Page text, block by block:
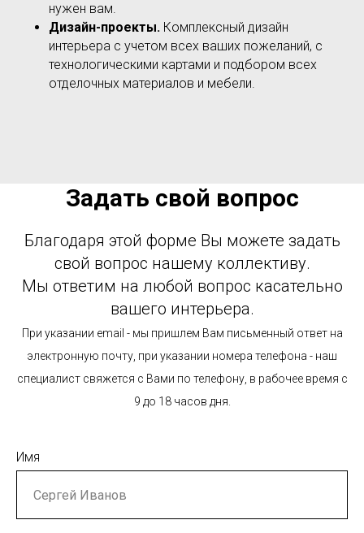
нужен вам.
Дизайн-проекты. Комплексный дизайн
интерьера с учетом всех ваших пожеланий, с
технологическими картами и подбором всех
отделочных материалов и мебели.
Задать свой вопрос
Благодаря этой форме Вы можете задать
свой вопрос нашему коллективу.
Мы ответим на любой вопрос касательно
вашего интерьера.
При указании email - мы пришлем Вам письменный ответ на
электронную почту, при указании номера телефона - наш
специалист свяжется с Вами по телефону, в рабочее время с
9 до 18 часов дня.
Имя